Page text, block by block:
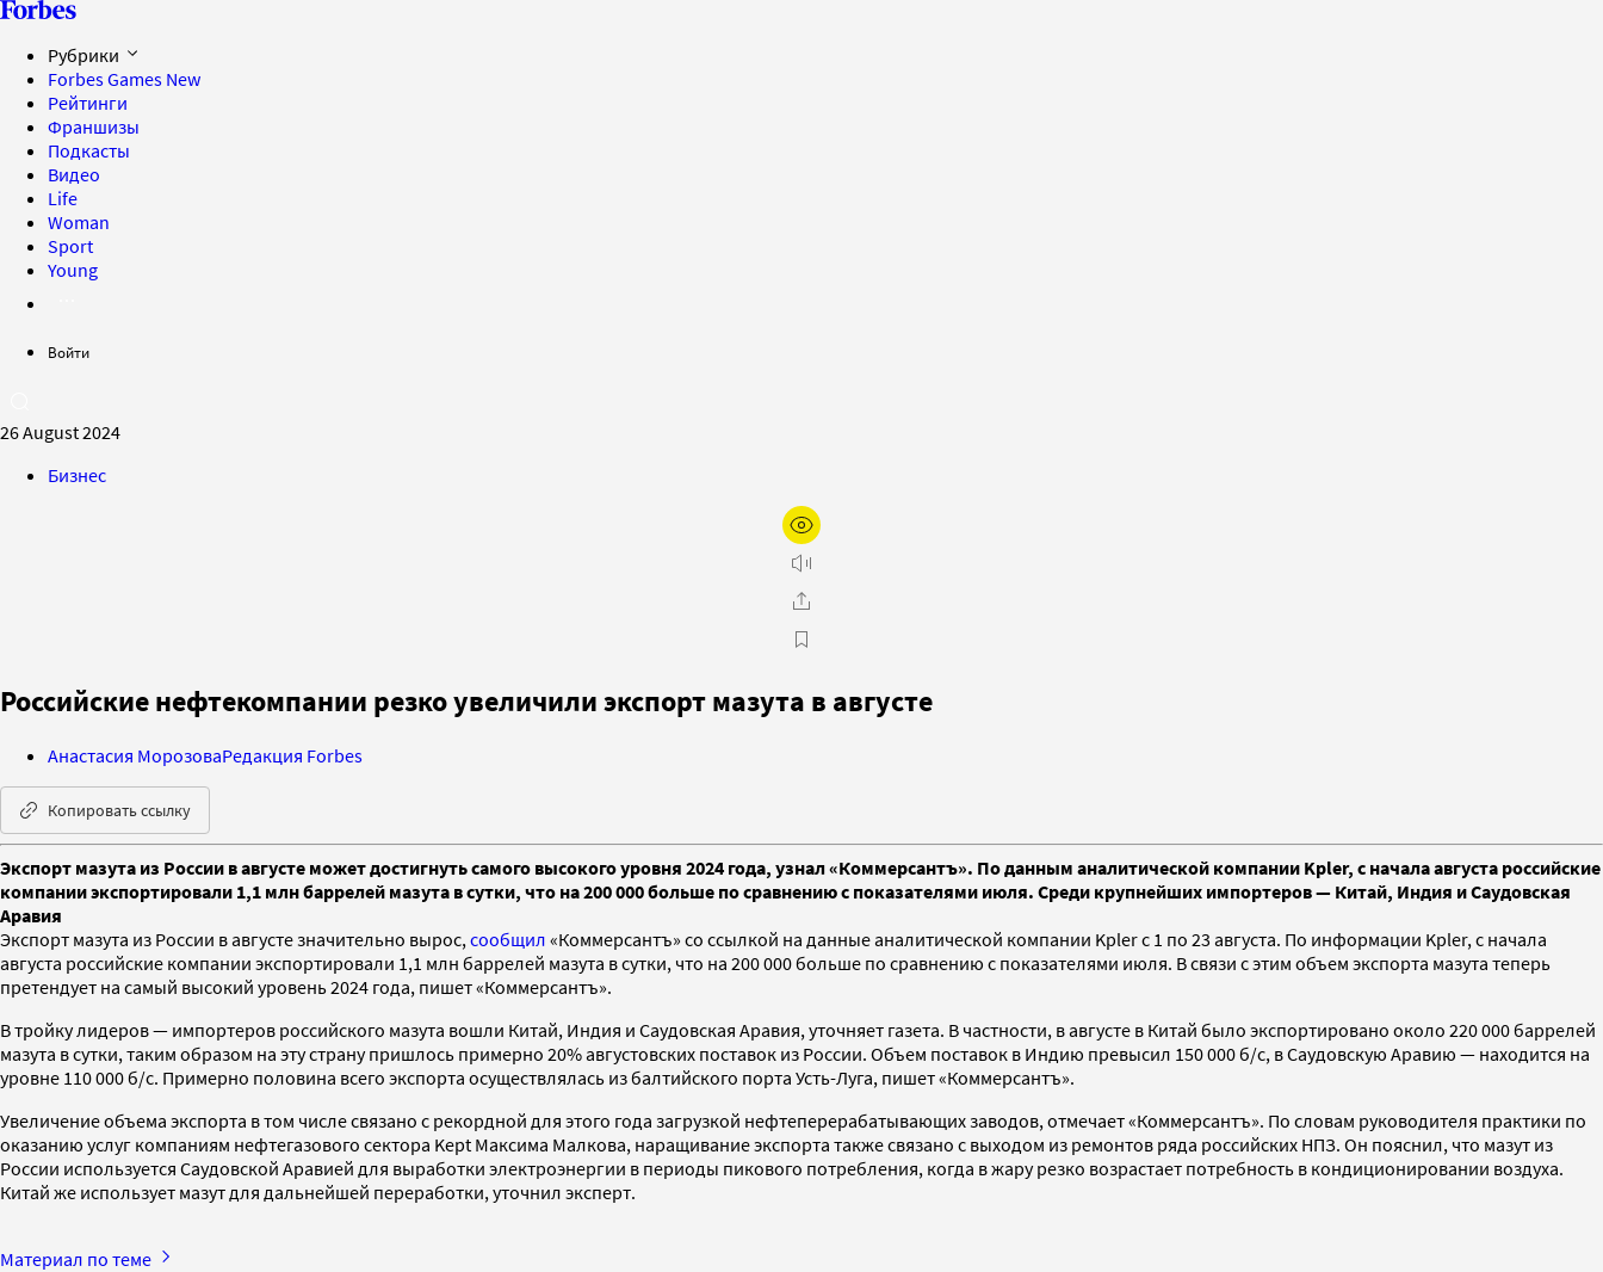
Рубрики
Forbes Games New
Рейтинги
Франшизы
Подкасты
Видео
Life
Woman
Sport
Young
Войти
26 August 2024
Бизнес
Российские нефтекомпании резко увеличили экспорт мазута в августе
Анастасия МорозоваРедакция Forbes
Копировать ссылку
Экспорт мазута из России в августе может достигнуть самого высокого уровня 2024 года, узнал «Коммерсантъ». По данным аналитической компании Kpler, с начала августа российские
компании экспортировали 1,1 млн баррелей мазута в сутки, что на 200 000 больше по сравнению с показателями июля. Среди крупнейших импортеров — Китай, Индия и Саудовская
Аравия
Экспорт мазута из России в августе значительно вырос, сообщил «Коммерсантъ» со ссылкой на данные аналитической компании Kpler с 1 по 23 августа. По информации Kpler, с начала
августа российские компании экспортировали 1,1 млн баррелей мазута в сутки, что на 200 000 больше по сравнению с показателями июля. В связи с этим объем экспорта мазута теперь
претендует на самый высокий уровень 2024 года, пишет «Коммерсантъ».
В тройку лидеров — импортеров российского мазута вошли Китай, Индия и Саудовская Аравия, уточняет газета. В частности, в августе в Китай было экспортировано около 220 000 баррелей
мазута в сутки, таким образом на эту страну пришлось примерно 20% августовских поставок из России. Объем поставок в Индию превысил 150 000 б/с, в Саудовскую Аравию — находится на
уровне 110 000 б/с. Примерно половина всего экспорта осуществлялась из балтийского порта Усть-Луга, пишет «Коммерсантъ».
Увеличение объема экспорта в том числе связано с рекордной для этого года загрузкой нефтеперерабатывающих заводов, отмечает «Коммерсантъ». По словам руководителя практики по
оказанию услуг компаниям нефтегазового сектора Kept Максима Малкова, наращивание экспорта также связано с выходом из ремонтов ряда российских НПЗ. Он пояснил, что мазут из
России используется Саудовской Аравией для выработки электроэнергии в периоды пикового потребления, когда в жару резко возрастает потребность в кондиционировании воздуха.
Китай же использует мазут для дальнейшей переработки, уточнил эксперт.
Материал по теме